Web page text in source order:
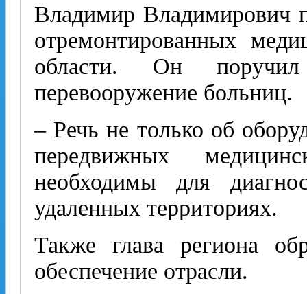
Владимир Владимирович
отремонтированных
области. Он поручил
перевооружение больниц.
– Речь не только об
передвижных
необходимы для
удаленных территориях.
Также глава региона
обеспечение отрасли.